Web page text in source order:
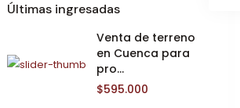
Últimas ingresadas
Venta de terreno
en Cuenca para
pro...
$595.000